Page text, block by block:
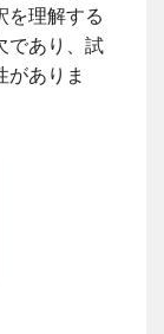
を理解する
であり、試
がありま